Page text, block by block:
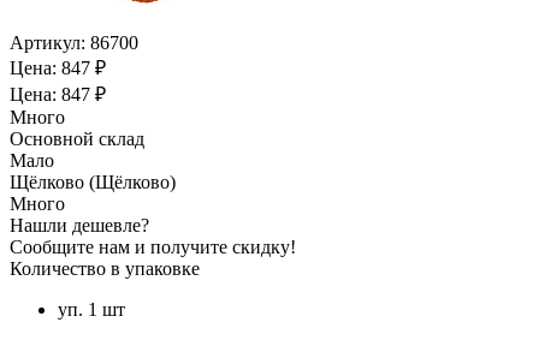
Артикул: 86700
Цена: 847 ₽
Цена: 847 ₽
Много
Основной склад
Мало
Щёлково (Щёлково)
Много
Нашли дешевле?
Сообщите нам и получите скидку!
Количество в упаковке
уп. 1 шт